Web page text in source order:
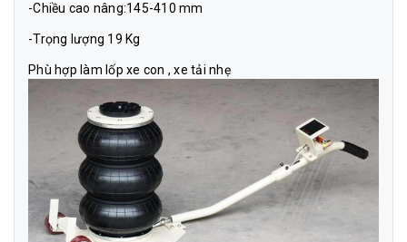
-Chiều cao nâng:145-410 mm
-Trọng lượng 19 Kg
Phù hợp làm lốp xe con , xe tải nhẹ